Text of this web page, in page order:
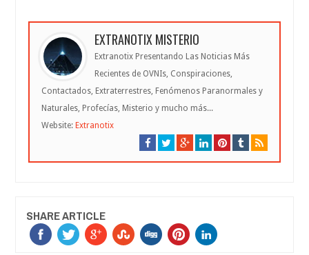
EXTRANOTIX MISTERIO
Extranotix Presentando Las Noticias Más
Recientes de OVNIs, Conspiraciones,
Contactados, Extraterrestres, Fenómenos Paranormales y
Naturales, Profecías, Misterio y mucho más...
Website: Extranotix
SHARE ARTICLE